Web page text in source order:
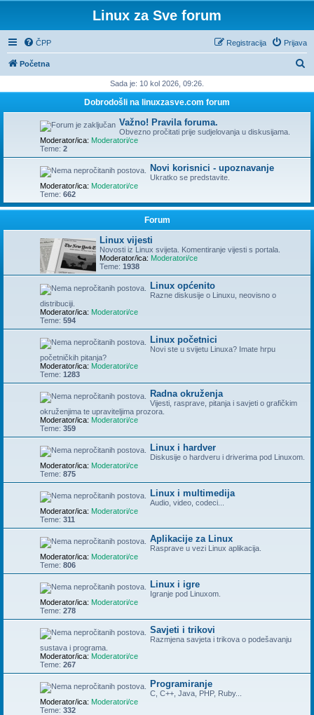
Linux za Sve forum
ČPP Prijava
Registracija
Početna
t
Sada je: 10 kol 2026, 09:26.
Dobrodošli na linuxzasve.com forum
Važno! Pravila foruma.
Obvezno pročitati prije sudjelovanja u diskusijama.
Moderator/ica: Moderatori/ce
Teme: 2
Novi korisnici - upoznavanje
Ukratko se predstavite.
Moderator/ica: Moderatori/ce
Teme: 662
Forum
Linux vijesti
Novosti iz Linux svijeta. Komentiranje vijesti s portala.
Moderator/ica: Moderatori/ce
Teme: 1938
Linux općenito
Razne diskusije o Linuxu, neovisno o
distribuciji.
Moderator/ica: Moderatori/ce
Teme: 594
Linux početnici
Novi ste u svijetu Linuxa? Imate hrpu
početničkih pitanja?
Moderator/ica: Moderatori/ce
Teme: 1283
Radna okruženja
Vijesti, rasprave, pitanja i savjeti o grafičkim
okruženjima te upraviteljima prozora.
Moderator/ica: Moderatori/ce
Teme: 359
Linux i hardver
Diskusije o hardveru i driverima pod Linuxom.
Moderator/ica: Moderatori/ce
Teme: 875
Linux i multimedija
Audio, video, codeci...
Moderator/ica: Moderatori/ce
Teme: 311
Aplikacije za Linux
Rasprave u vezi Linux aplikacija.
Moderator/ica: Moderatori/ce
Teme: 806
Linux i igre
Igranje pod Linuxom.
Moderator/ica: Moderatori/ce
Teme: 278
Savjeti i trikovi
Razmjena savjeta i trikova o podešavanju
sustava i programa.
Moderator/ica: Moderatori/ce
Teme: 267
Programiranje
C, C++, Java, PHP, Ruby...
Moderator/ica: Moderatori/ce
Teme: 332